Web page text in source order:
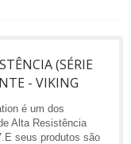
(SÉRIE
- VIKING
é um dos
Alta Resistência
seus produtos são